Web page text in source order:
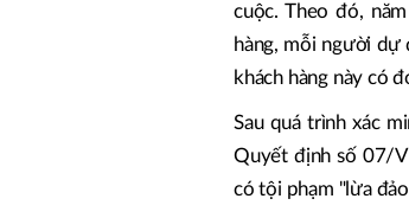
cuộc. Theo đó,
hàng, mỗi người dự
khách hàng này có
Sau quá trình xác
Quyết định số 07/
có tội phạm "lừa